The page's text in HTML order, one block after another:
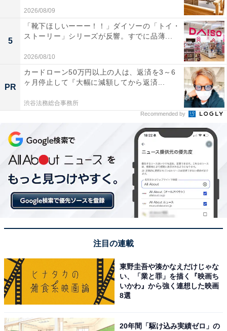
2026/08/09
5
「靴下ほしいーーー！！」ダイソーの「トイ・
ストーリー」シリーズが反響。すでに品薄...
2026/08/10
PR
カードローン50万円以上の人は、返済を3～6
ヶ月停止して『大幅に減額してから返済...
渋谷法務総合事務所
Recommended by
注目の連載
東野圭吾や湊かなえだけじゃな
い、「業と罪」を描く『映画ち
いかわ』から強く連想した映画
8選
20年間「駆け込み実績ゼロ」の